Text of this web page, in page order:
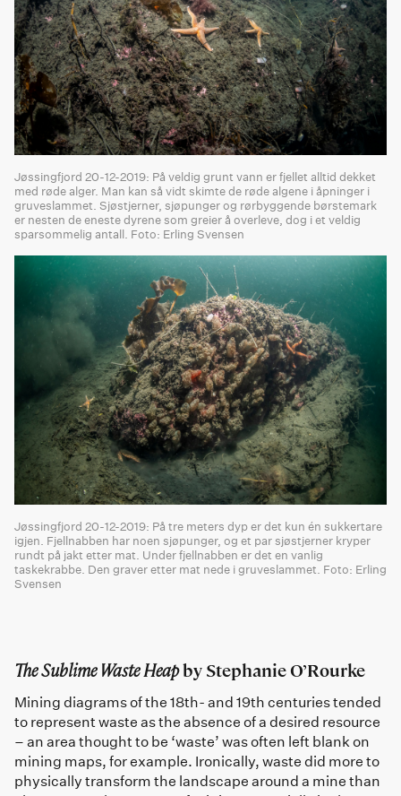
Jøssingfjord 20-12-2019: På veldig grunt vann er fjellet alltid dekket
med røde alger. Man kan så vidt skimte de røde algene i åpninger i
gruveslammet. Sjøstjerner, sjøpunger og rørbyggende børstemark
er nesten de eneste dyrene som greier å overleve, dog i et veldig
sparsommelig antall. Foto: Erling Svensen
Jøssingfjord 20-12-2019: På tre meters dyp er det kun én sukkertare
igjen. Fjellnabben har noen sjøpunger, og et par sjøstjerner kryper
rundt på jakt etter mat. Under fjellnabben er det en vanlig
taskekrabbe. Den graver etter mat nede i gruveslammet. Foto: Erling
Svensen
The Sublime Waste Heapby Stephanie O’Rourke
Mining diagrams of the 18th- and 19th centuries tended
to represent waste as the absence of a desired resource
– an area thought to be ‘waste’ was often left blank on
mining maps, for example. Ironically, waste did more to
physically transform the landscape around a mine than